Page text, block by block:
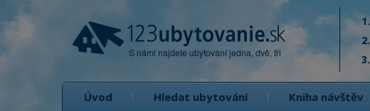
S námi najdete ubytování jedna, dvě, tři
Úvod
Hledat ubytování Kniha návštěv